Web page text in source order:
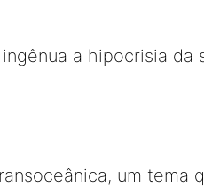
a hipocrisia
um tema